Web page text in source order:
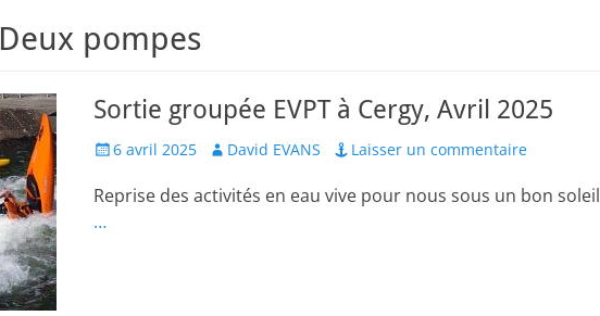
Deux pompes
Sortie groupée EVPT à Cergy, Avril 2025
Posted
6 avril 2025 Author
David EVANS Laisser un commentaire
Reprise des activités en eau vive pour nous sous un bon soleil
…